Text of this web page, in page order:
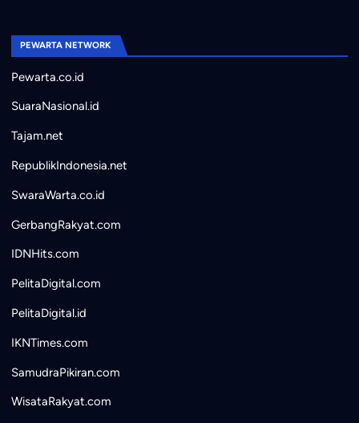
PEWARTA NETWORK
Pewarta.co.id
SuaraNasional.id
Tajam.net
RepublikIndonesia.net
SwaraWarta.co.id
GerbangRakyat.com
IDNHits.com
PelitaDigital.com
PelitaDigital.id
IKNTimes.com
SamudraPikiran.com
WisataRakyat.com